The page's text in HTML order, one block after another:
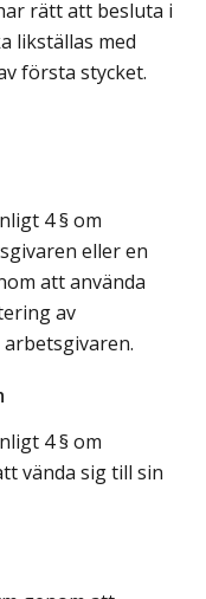
rätt att besluta i
likställas med
första stycket.
4 § om
eller en
att använda
av
4 § om
vända sig till sin